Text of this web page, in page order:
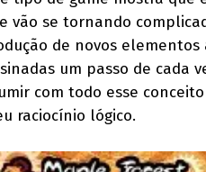
vão se tornando
de novos
um passo de cada
com todo esse
raciocínio lógico.